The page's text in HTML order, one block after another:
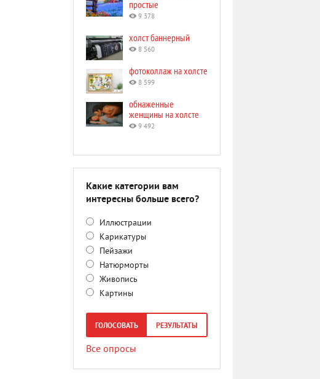
простые
9 378
холст баннерный
8 560
фотоколлаж на холсте
8 599
обнаженные
женщины на холсте
9 492
Какие категории вам
интересны больше всего?
Иллюстрации
Карикатуры
Пейзажи
Натюрморты
Живопись
Картины
ГОЛОСОВАТЬ РЕЗУЛЬТАТЫ
Все опросы